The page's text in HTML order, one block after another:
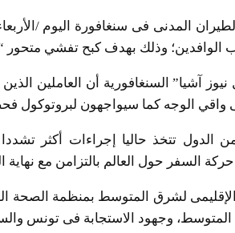
المدنى فى سنغافورة اليوم /
الوافدين؛ وذلك بهدف كبح تفشي متحور
آشيا” السنغافورية أن العاملين
الدول تتخذ حاليا إجراءات أكثر
السفر حول العالم بالتزامن مع نهاية
لشرق المتوسط بمنظمة الصحة
وجهود الاستجابة فى تونس